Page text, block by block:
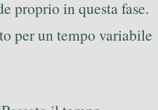
proprio in questa fase.
per un tempo variabile